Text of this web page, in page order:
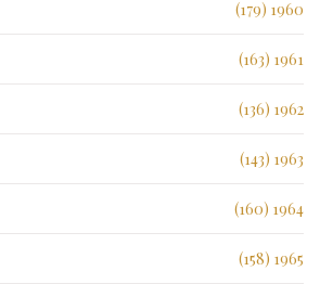
1960 (179)
1961 (163)
1962 (136)
1963 (143)
1964 (160)
1965 (158)